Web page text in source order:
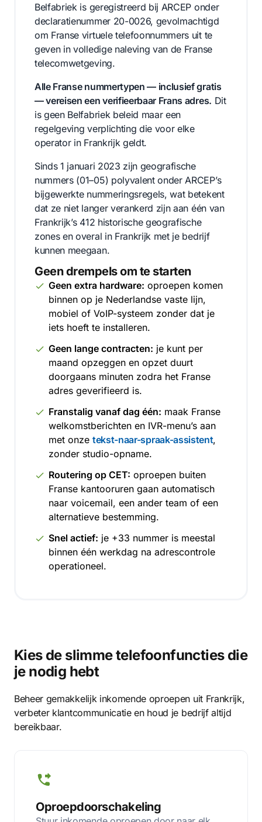
Belfabriek is geregistreerd bij ARCEP onder
declaratienummer 20-0026, gevolmachtigd
om Franse virtuele telefoonnummers uit te
geven in volledige naleving van de Franse
telecomwetgeving.
Alle Franse nummertypen — inclusief gratis
— vereisen een verifieerbaar Frans adres. Dit
is geen Belfabriek beleid maar een
regelgeving verplichting die voor elke
operator in Frankrijk geldt.
Sinds 1 januari 2023 zijn geografische
nummers (01–05) polyvalent onder ARCEP’s
bijgewerkte nummeringsregels, wat betekent
dat ze niet langer verankerd zijn aan één van
Frankrijk’s 412 historische geografische
zones en overal in Frankrijk met je bedrijf
kunnen meegaan.
Geen drempels om te starten
Geen extra hardware: oproepen komen
binnen op je Nederlandse vaste lijn,
mobiel of VoIP-systeem zonder dat je
iets hoeft te installeren.
Geen lange contracten: je kunt per
maand opzeggen en opzet duurt
doorgaans minuten zodra het Franse
adres geverifieerd is.
Franstalig vanaf dag één: maak Franse
welkomstberichten en IVR-menu’s aan
met onze tekst-naar-spraak-assistent,
zonder studio-opname.
Routering op CET: oproepen buiten
Franse kantooruren gaan automatisch
naar voicemail, een ander team of een
alternatieve bestemming.
Snel actief: je +33 nummer is meestal
binnen één werkdag na adrescontrole
operationeel.
Kies de slimme telefoonfuncties die
je nodig hebt
Beheer gemakkelijk inkomende oproepen uit Frankrijk,
verbeter klantcommunicatie en houd je bedrijf altijd
bereikbaar.
Oproepdoorschakeling